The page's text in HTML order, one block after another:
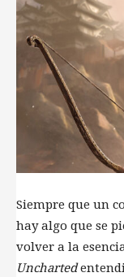
Siempre que un
hay algo que se
volver a la
Uncharted